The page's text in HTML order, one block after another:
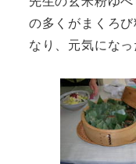
の多くがまくろ
なり、元気になっ